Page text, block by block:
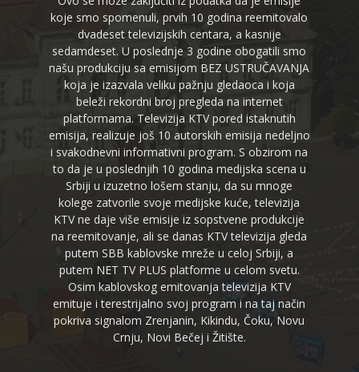
koje smo spomenuli, prvih 10 godina reemitovalo
dvadeset televizijskih centara, a kasnije
sedamdeset. U poslednje 3 godine obogatili smo
našu produkciju sa emisijom BEZ USTRUČAVANJA
koja je izazvala veliku pažnju gledaoca i koja
beleži rekordni broj pregleda na internet
platformama. Televizija KTV pored istaknutih
emisija, realizuje još 10 autorskih emisija nedeljno
i svakodnevni informativni program. S obzirom na
to da je u poslednjih 10 godina medijska scena u
Srbiji u izuzetno lošem stanju, da su mnoge
kolege zatvorile svoje medijske kuće, televizija
KTV ne daje više emisije iz sopstvene produkcije
na reemitovanje, ali se danas KTV televizija gleda
putem SBB kablovske mreže u celoj Srbiji, a
putem NET TV PLUS platforme u celom svetu.
Osim kablovskog emitovanja televizija KTV
emituje i terestrijalno svoj program i na taj način
pokriva signalom Zrenjanin, Kikindu, Čoku, Novu
Crnju, Novi Bečej i Žitište.